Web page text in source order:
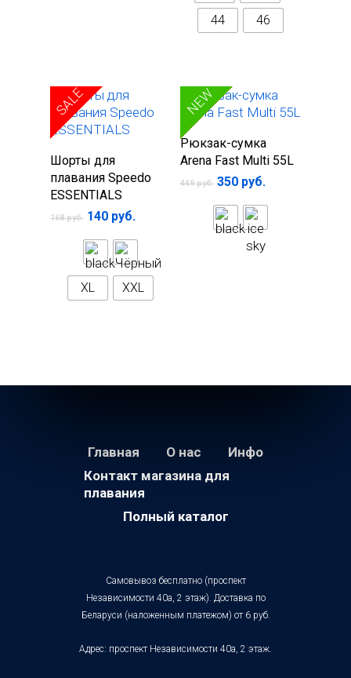
44
46
параметры
SALE
Шорты для
плавания Speedo
ESSENTIALS
168руб. 140 руб.
XL XXL
параметры
SALE
NEW
Рюкзак-сумка
Arena Fast Multi 55L
449руб. 350 руб.
Главная О нас
Инфо
Контакт магазина для
плавания
Полный каталог
Самовывоз бесплатно (проспект
Независимости 40а, 2 этаж). Доставка по
Беларуси (наложенным платежом) от 6 руб.
Адрес: проспект Независимости 40а, 2 этаж.